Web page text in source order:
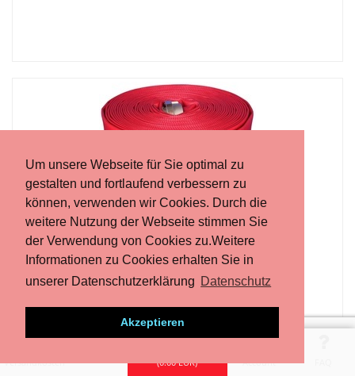
Um unsere Webseite für Sie optimal zu
gestalten und fortlaufend verbessern zu
können, verwenden wir Cookies. Durch die
weitere Nutzung der Webseite stimmen Sie
der Verwendung von Cookies zu.Weitere
Informationen zu Cookies erhalten Sie in
unserer Datenschutzerklärung Datenschutz
Akzeptieren
PARSCH INDUSTRIE COVERFLEX A / 102
Versandkosten (0.00EUR) Account